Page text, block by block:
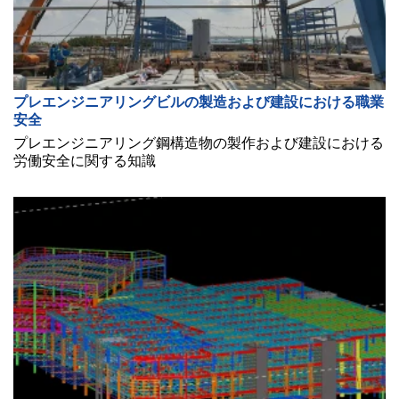
プレエンジニアリングビルの製造および建設における職業
安全
プレエンジニアリング鋼構造物の製作および建設における
労働安全に関する知識